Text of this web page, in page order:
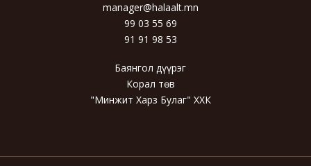
manager@halaalt.mn
99 03 55 69
91 91 98 53
Баянгол дүүрэг
Корал төв
"Минжит Харз Булаг" ХХК